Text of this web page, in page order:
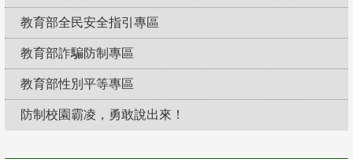
教育部全民安全指引專區
教育部詐騙防制專區
教育部性別平等專區
防制校園霸凌，勇敢說出來！